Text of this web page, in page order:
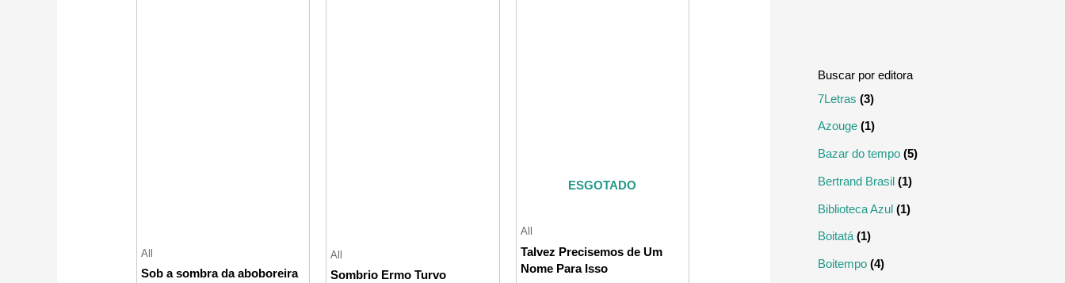
All
Sob a sombra da aboboreira
All
Sombrio Ermo Turvo
ESGOTADO
All
Talvez Precisemos de Um
Nome Para Isso
7Letras (3)
Azouge (1)
Bazar do tempo (5)
Bertrand Brasil (1)
Biblioteca Azul (1)
Boitatá (1)
Boitempo (4)